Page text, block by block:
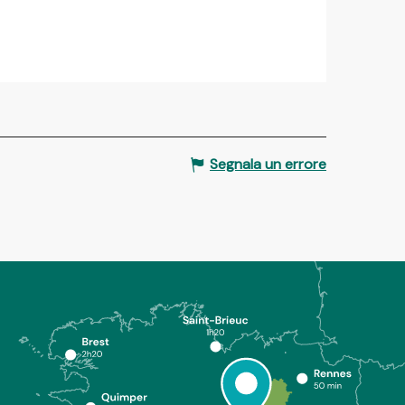
Segnala un errore